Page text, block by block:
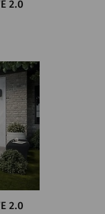
2.0
2.0